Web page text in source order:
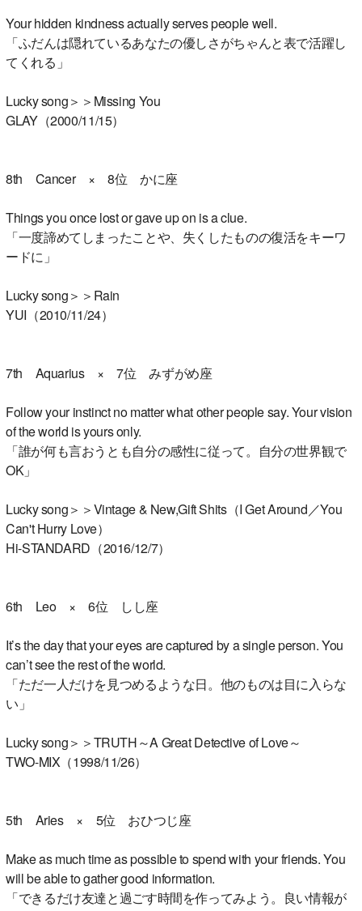
Your hidden kindness actually serves people well.
「ふだんは隠れているあなたの優しさがちゃんと表で活躍し
てくれる」
Lucky song＞＞Missing You
GLAY（2000/11/15）
8th Cancer × 8位 かに座
Things you once lost or gave up on is a clue.
「一度諦めてしまったことや、失くしたものの復活をキーワ
ードに」
Lucky song＞＞Rain
YUI（2010/11/24）
7th Aquarius × 7位 みずがめ座
Follow your instinct no matter what other people say. Your vision
of the world is yours only.
「誰が何も言おうとも自分の感性に従って。自分の世界観で
OK」
Lucky song＞＞Vintage & New,Gift Shits（I Get Around／You
Can't Hurry Love）
Hi-STANDARD（2016/12/7）
6th Leo × 6位 しし座
It’s the day that your eyes are captured by a single person. You
can’t see the rest of the world.
「ただ一人だけを見つめるような日。他のものは目に入らな
い」
Lucky song＞＞TRUTH～A Great Detective of Love～
TWO-MIX（1998/11/26）
5th Aries × 5位 おひつじ座
Make as much time as possible to spend with your friends. You
will be able to gather good information.
「できるだけ友達と過ごす時間を作ってみよう。良い情報が